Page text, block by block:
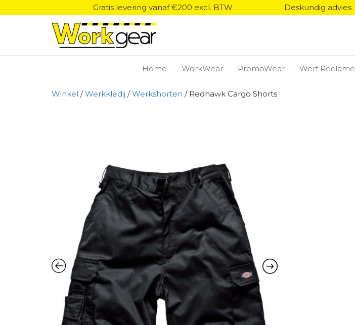
Gratis levering vanaf €200 excl. BTW Deskundig advies
Home WorkWear PromoWear Werf Reclame
Winkel /Werkkledij /Werkshorten / Redhawk Cargo Shorts